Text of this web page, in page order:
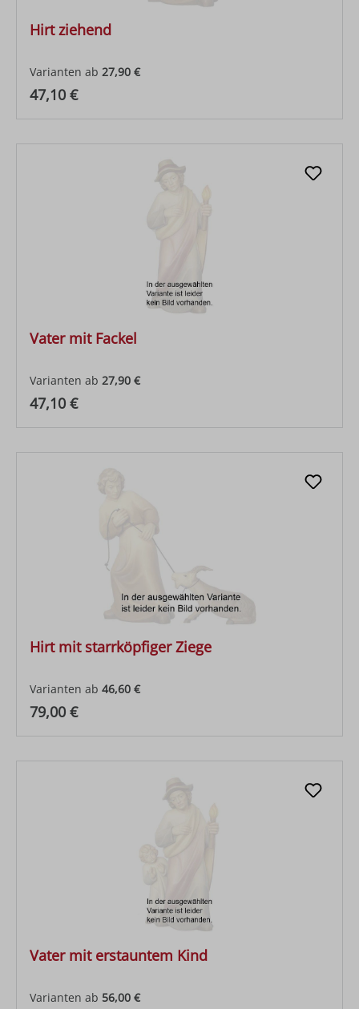
Hirt ziehend
Varianten ab 27,90 €
Regulärer Preis:
47,10 €
Vater mit Fackel
Varianten ab 27,90 €
Regulärer Preis:
47,10 €
Hirt mit starrköpfiger Ziege
Varianten ab 46,60 €
Regulärer Preis:
79,00 €
Vater mit erstauntem Kind
Varianten ab 56,00 €